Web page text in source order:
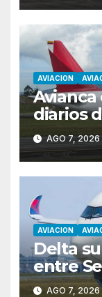
AVIACION
Avianca
diarios
AGO 7, 2026
AVIACION
Delta
entre
desde
AGO 7, 2026